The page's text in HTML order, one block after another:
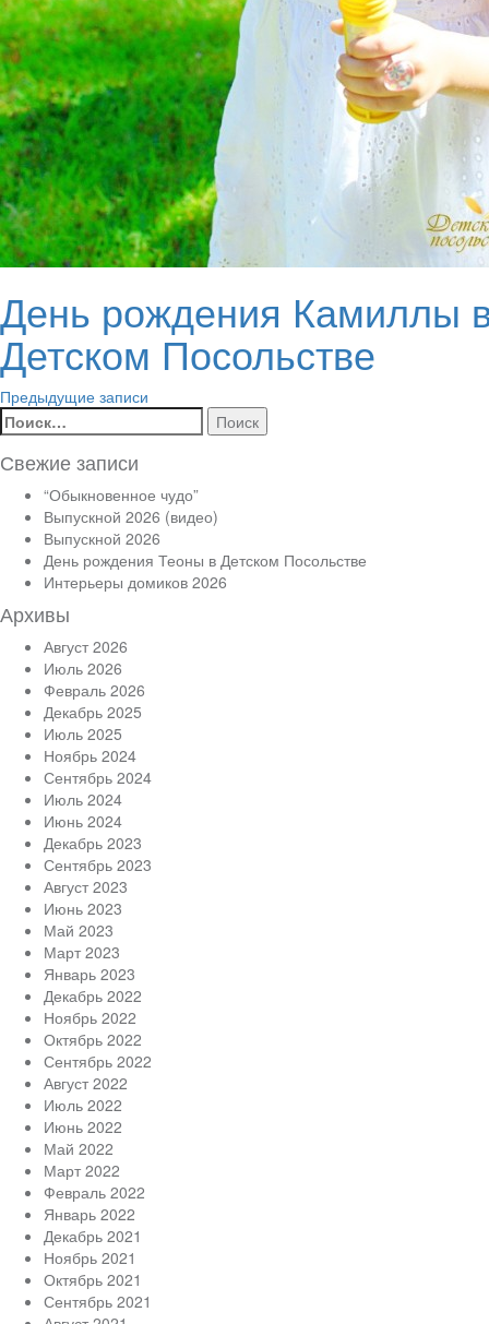
День рождения Камиллы
Детском Посольстве
Навигация
по
записям
Предыдущие записи
Найти:
Свежие записи
“Обыкновенное чудо”
Выпускной 2026 (видео)
Выпускной 2026
День рождения Теоны в Детском Посольстве
Интерьеры домиков 2026
Архивы
Август 2026
Июль 2026
Февраль 2026
Декабрь 2025
Июль 2025
Ноябрь 2024
Сентябрь 2024
Июль 2024
Июнь 2024
Декабрь 2023
Сентябрь 2023
Август 2023
Июнь 2023
Май 2023
Март 2023
Январь 2023
Декабрь 2022
Ноябрь 2022
Октябрь 2022
Сентябрь 2022
Август 2022
Июль 2022
Июнь 2022
Май 2022
Март 2022
Февраль 2022
Январь 2022
Декабрь 2021
Ноябрь 2021
Октябрь 2021
Сентябрь 2021